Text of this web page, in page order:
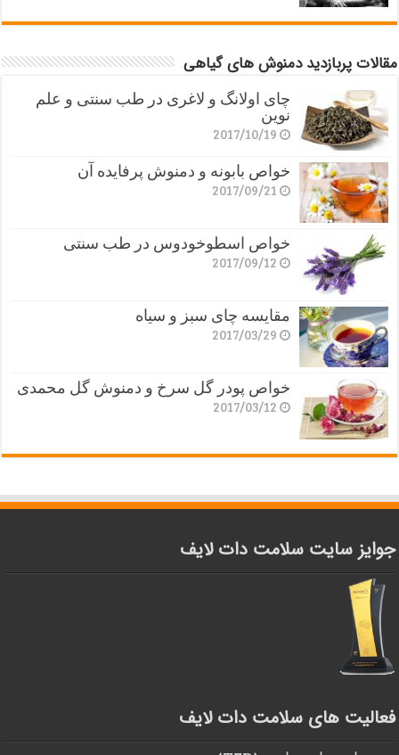
مقالات پربازدید دمنوش های گیاهی
چای اولانگ و لاغری در طب سنتی و علم
نوین
2017/10/19
خواص بابونه و دمنوش پرفایده آن
2017/09/21
خواص اسطوخودوس در طب سنتی
2017/09/12
مقایسه چای سبز و سیاه
2017/03/29
خواص پودر گل سرخ و دمنوش گل محمدی
2017/03/12
جوایز سایت سلامت دات لایف
فعالیت های سلامت دات لایف